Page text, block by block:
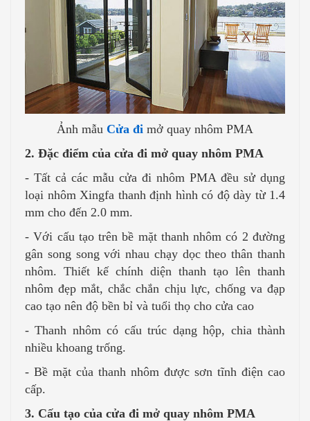
Ảnh mẫu Cửa đi mở quay nhôm PMA
2. Đặc điểm của cửa đi mở quay nhôm PMA
- Tất cả các mẫu cửa đi nhôm PMA đều sử dụng
loại nhôm Xingfa thanh định hình có độ dày từ 1.4
mm cho đến 2.0 mm.
- Với cấu tạo trên bề mặt thanh nhôm có 2 đường
gân song song với nhau chạy dọc theo thân thanh
nhôm. Thiết kế chính diện thanh tạo lên thanh
nhôm đẹp mắt, chắc chắn chịu lực, chống va đạp
cao tạo nên độ bền bỉ và tuổi thọ cho cửa cao
- Thanh nhôm có cấu trúc dạng hộp, chia thành
nhiều khoang trống.
- Bề mặt của thanh nhôm được sơn tĩnh điện cao
cấp.
3. Cấu tạo của cửa đi mở quay nhôm PMA